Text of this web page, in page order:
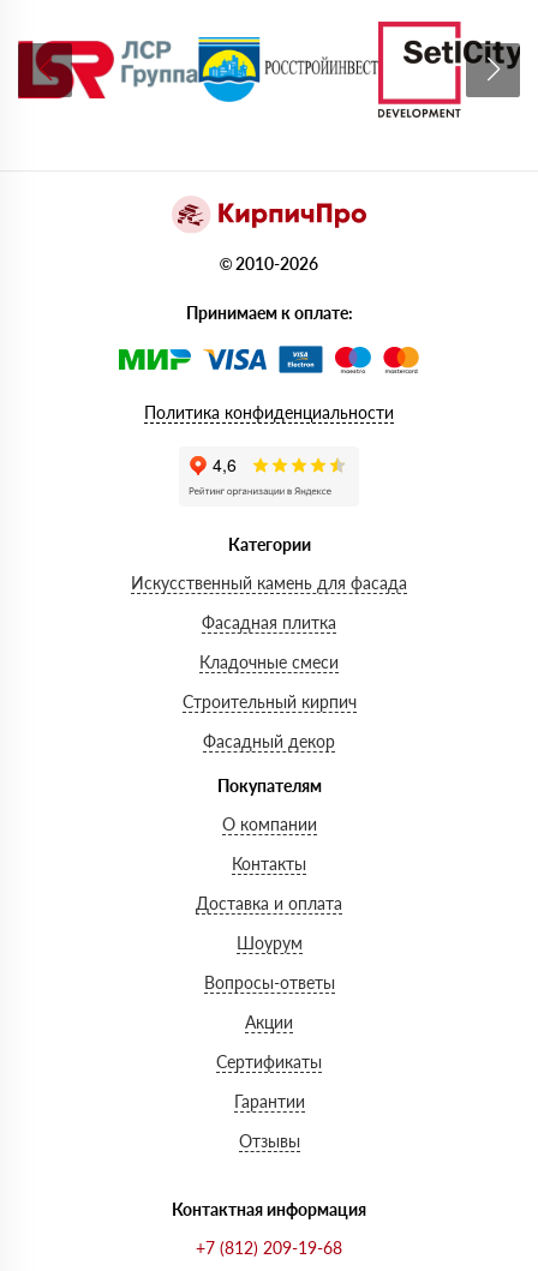
© 2010-2026
Принимаем к оплате:
Политика конфиденциальности
Категории
Искусственный камень для фасада
Фасадная плитка
Кладочные смеси
Строительный кирпич
Фасадный декор
Покупателям
О компании
Контакты
Доставка и оплата
Шоурум
Вопросы-ответы
Акции
Сертификаты
Гарантии
Отзывы
Контактная информация
+7 (812) 209-19-68